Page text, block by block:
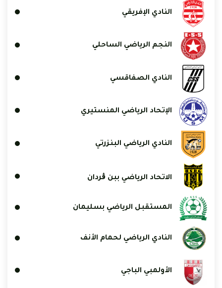
النادي الإفريقي
النجم الرياضي الساحلي
النادي الصفاقسي
الإتحاد الرياضي المنستيري
النادي الرياضي البنزرتي
الاتحاد الرياضي ببن ڨردان
المستقبل الرياضي بسليمان
النادي الرياضي لحمام الأنف
الأولمبي الباجي